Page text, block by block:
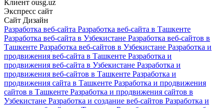
Клиент ousg.uz
Экспресс сайт
Сайт Дизайн
Разработка веб-сайта Разработка веб-сайта в Ташкенте
Разработка веб-сайта в Узбекистане Разработка веб-сайтов в
Ташкенте Разработка веб-сайтов в Узбекистане Разработка и
продвижения веб-сайта в Ташкенте Разработка и
продвижения веб-сайта в Узбекистане Разработка и
продвижения веб-сайтов в Ташкенте Разработка и
продвижения сайта в Ташкенте Разработка и продвижения
сайтов в Ташкенте Разработка и продвижения сайтов в
Узбекистане Разработка и создание веб-сайтов Разработка и